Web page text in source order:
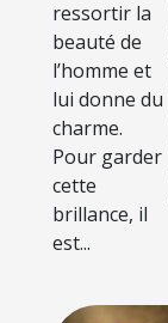
ressortir la
beauté de
l’homme et
lui donne du
charme.
Pour garder
cette
brillance, il
est...